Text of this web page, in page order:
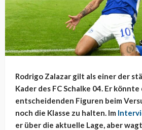
Rodrigo Zalazar gilt als einer der
Kader des FC Schalke 04. Er
entscheidenden Figuren beim
noch die Klasse zu halten. Im
er über die aktuelle Lage, aber